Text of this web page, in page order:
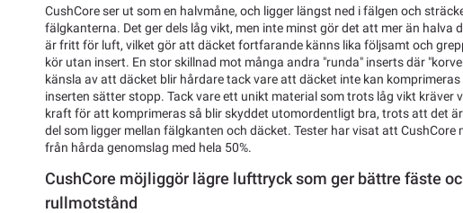
CushCore ser ut som en halvmåne, och ligger längst ned i fälgen och
fälgkanterna. Det ger dels låg vikt, men inte minst gör det att mer än halva
är fritt för luft, vilket gör att däcket fortfarande känns lika följsamt och
kör utan insert. En stor skillnad mot många andra "runda" inserts där
känsla av att däcket blir hårdare tack vare att däcket inte kan
inserten sätter stopp. Tack vare ett unikt material som trots låg vikt kräver
kraft för att komprimeras så blir skyddet utomordentligt bra, trots att det
del som ligger mellan fälgkanten och däcket. Tester har visat att CushCore
från hårda genomslag med hela 50%.
CushCore möjliggör lägre lufttryck som ger bättre fäste
rullmotstånd